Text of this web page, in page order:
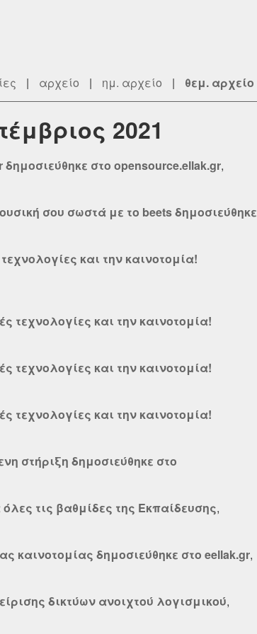
| αρχείο | ημ. αρχείο | θεμ. αρχείο
2021
στο opensource.ellak.gr,
σου σωστά με το beets δημοσιεύθηκε
και την καινοτομία!
τεχνολογίες και την καινοτομία!
τεχνολογίες και την καινοτομία!
τεχνολογίες και την καινοτομία!
στήριξη δημοσιεύθηκε στο
τις βαθμίδες της Εκπαίδευσης,
καινοτομίας δημοσιεύθηκε στο eellak.gr,
δικτύων ανοιχτού λογισμικού,